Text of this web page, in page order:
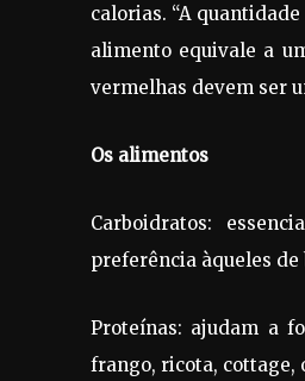
calorias. “A
alimento equivale a
vermelhas devem ser
Os alimentos
Carboidratos:
preferência àqueles
Proteínas: ajudam a
frango, ricota, cottage,